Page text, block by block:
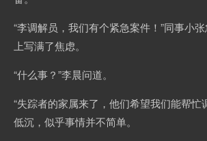
“李调解员，我们有个紧急案件！”同事小
上写满了焦虑。
“什么事？”李晨问道。
“失踪者的家属来了，他们希望我们能帮忙
低沉，似乎事情并不简单。